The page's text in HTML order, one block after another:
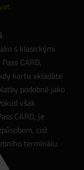
.
:
s klasickými
CARD,
kartu vkládáte
podobně jako
však
CARD, je
což
terminálu.